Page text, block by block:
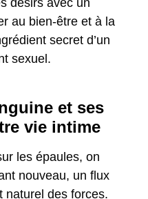
au bien-être et à la
secret d’un
sexuel.
et ses
vie intime
les épaules, on
nouveau, un flux
naturel des forces.